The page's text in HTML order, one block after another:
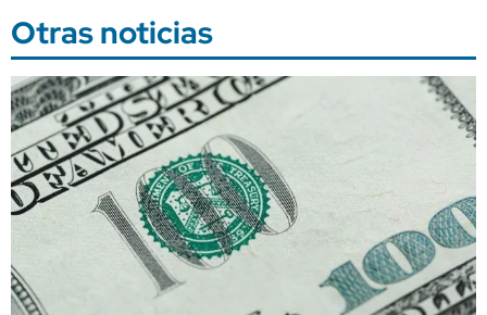
Otras noticias